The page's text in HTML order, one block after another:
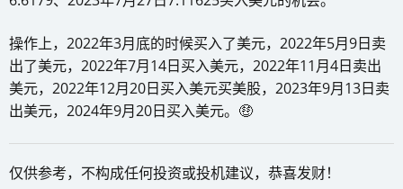
操作上，2022年3月底的时候买入了美元，2022年5月9日卖
出了美元，2022年7月14日买入美元，2022年11月4日卖出
美元，2022年12月20日买入美元买美股，2023年9月13日卖
出美元，2024年9月20日买入美元。🤑
仅供参考，不构成任何投资或投机建议，恭喜发财！